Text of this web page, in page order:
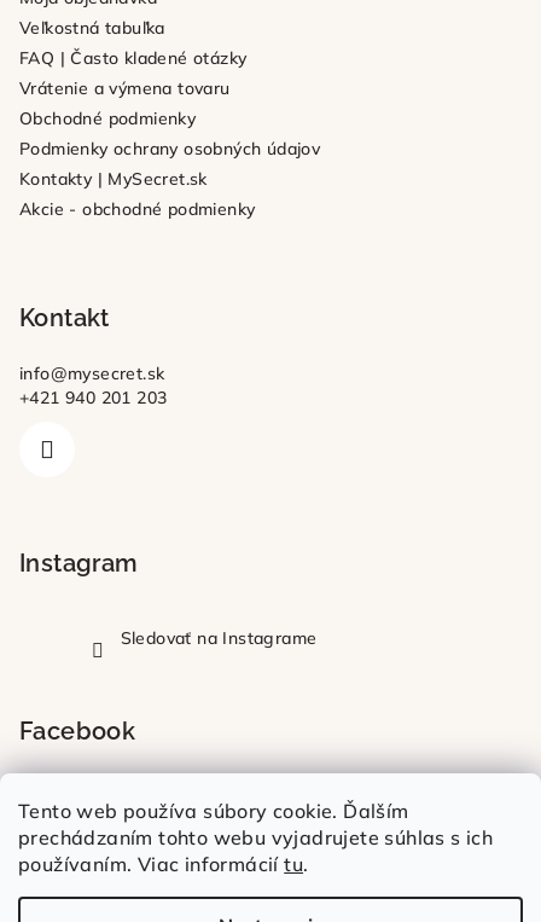
Tento web používa súbory cookie. Ďalším
prechádzaním tohto webu vyjadrujete súhlas s ich
používaním. Viac informáciítu.
v
Veľkostná tabuľka
FAQ | Často kladené otázky
Vrátenie a výmena tovaru
Obchodné podmienky
Podmienky ochrany osobných údajov
Kontakty | MySecret.sk
Akcie - obchodné podmienky
Kontakt
info@mysecret.sk
+421 940 201 203
Instagram
Sledovať na Instagrame
Facebook